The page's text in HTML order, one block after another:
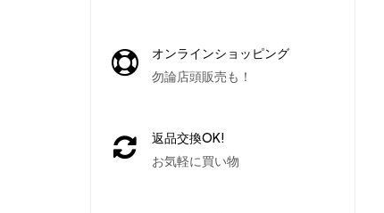
オンラインショッピング
勿論店頭販売も！
返品交換OK!
お気軽に買い物